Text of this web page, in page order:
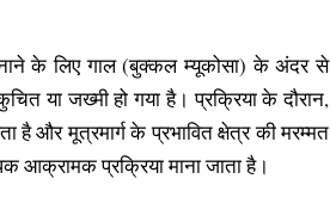
के लिए गाल (बुक्कल म्यूकोसा) के अंदर से
या जख्मी हो गया है। प्रक्रिया के दौरान,
और मूत्रमार्ग के प्रभावित क्षेत्र की मरम्मत
आक्रामक प्रक्रिया माना जाता है।